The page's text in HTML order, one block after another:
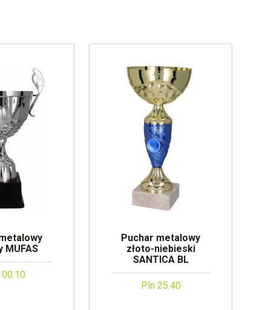
MUFAS
Puchar metalowy
złoto-niebieski
SANTICA BL
Pln 25.40